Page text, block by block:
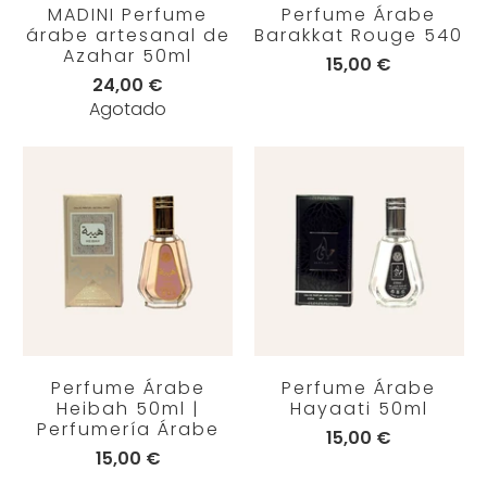
MADINI Perfume
árabe artesanal de
Azahar 50ml
24,00 €
Agotado
Perfume Árabe
Barakkat Rouge 540
15,00 €
Perfume Árabe
Heibah 50ml |
Perfumería Árabe
15,00 €
Perfume Árabe
Hayaati 50ml
15,00 €